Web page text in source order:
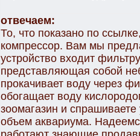
отвечаем:
То, что показано по
компрессор. Вам мы
устройство входит
представляющая собой
прокачивает воду через
обогащает воду
зоомагазин и
объем аквариума.